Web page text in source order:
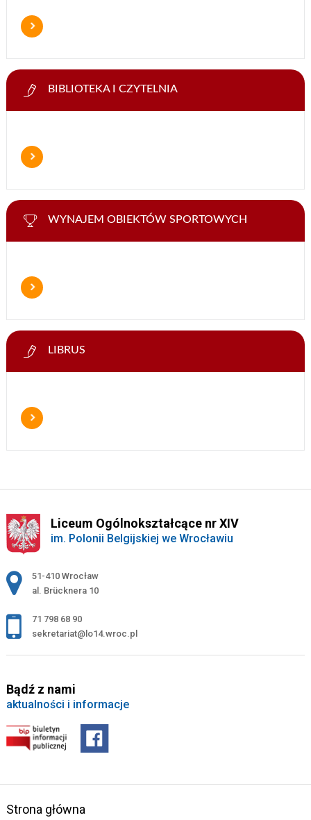
BIBLIOTEKA I CZYTELNIA
WYNAJEM OBIEKTÓW SPORTOWYCH
LIBRUS
Liceum Ogólnokształcące nr XIV
im. Polonii Belgijskiej we Wrocławiu
Adres pocztowy:
51-410 Wrocław
al. Brücknera 10
71 798 68 90
sekretariat@lo14.wroc.pl
Bądź z nami
aktualności i informacje
Strona główna